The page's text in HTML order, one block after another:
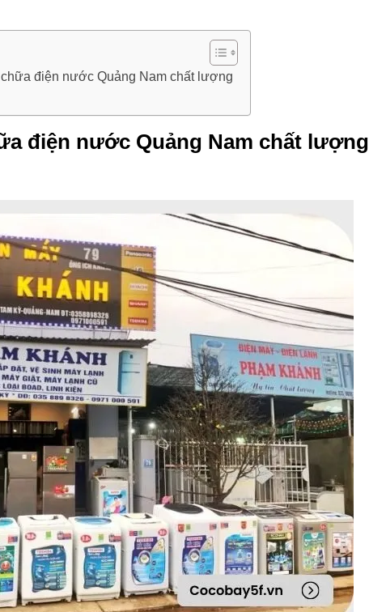
điện nước Quảng Nam chất lượng
điện nước Quảng Nam chất lượng